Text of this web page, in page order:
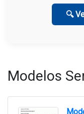
🔍
Modelos